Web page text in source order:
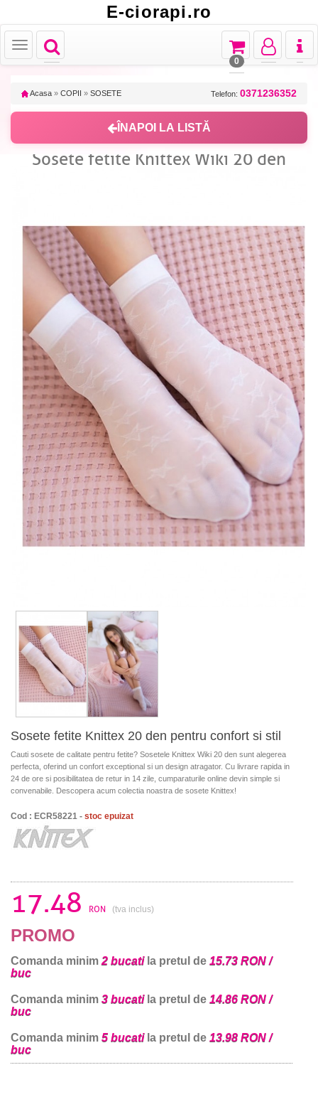
E-ciorapi.ro
Toggle
navigation
Toggle
Toggle
navigation
Toggle
navigation
Toggle
navigation
0
Acasa » COPII » SOSETE Telefon: 0371236352
ÎNAPOI LA LISTĂ
Sosete fetite Knittex Wiki 20 den
Sosete fetite Knittex 20 den pentru confort si stil
Cauti sosete de calitate pentru fetite? Sosetele Knittex Wiki 20 den sunt alegerea
perfecta, oferind un confort exceptional si un design atragator. Cu livrare rapida in
24 de ore si posibilitatea de retur in 14 zile, cumparaturile online devin simple si
convenabile. Descopera acum colectia noastra de sosete Knittex!
Cod : ECR58221 - stoc epuizat
17.48 RON (tva inclus)
PROMO
Comanda minim 2 bucatila pretul de 15.73 RON /
buc
Comanda minim 3 bucatila pretul de 14.86 RON /
buc
Comanda minim 5 bucatila pretul de 13.98 RON /
buc